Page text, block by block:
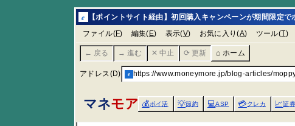
e
【ポイントサイト経由】初回購入キャンペーンが期間限定
ファイル(F) 編集( E) 表示(V) お気に入り(A) ツール(T)
← 戻る → 進む ✕ 中止 ⟳ 更新 ⌂ ホーム
アドレス(D) e https://www.moneymore.jp/blog-articles/
マネモア 💰ポイ活 💡節約 💻ASP 💳クレカ 📈証券